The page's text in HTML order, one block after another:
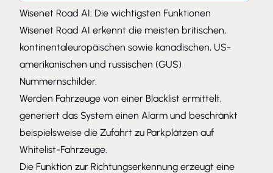
Wisenet Road AI: Die wichtigsten Funktionen
Wisenet Road AI erkennt die meisten britischen,
kontinentaleuropäischen sowie kanadischen, US-
amerikanischen und russischen (GUS)
Nummernschilder.
Werden Fahrzeuge von einer Blacklist ermittelt,
generiert das System einen Alarm und beschränkt
beispielsweise die Zufahrt zu Parkplätzen auf
Whitelist-Fahrzeuge.
Die Funktion zur Richtungserkennung erzeugt eine